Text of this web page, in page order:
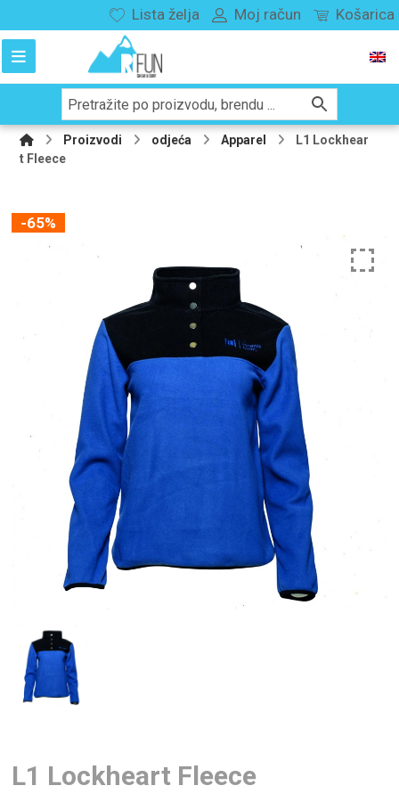
Lista želja Moj račun Košarica
Proizvodi odjeća Apparel
L1 Lockhear
t Fleece
-65%
L1 Lockheart Fleece